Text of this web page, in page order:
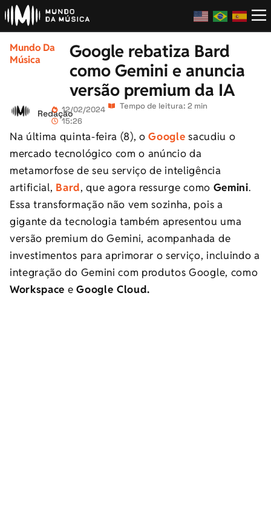
Mundo Da
Música
Google rebatiza Bard
como Gemini e anuncia
versão premium da IA
Redação12/02/2024
15:26
Tempo de leitura: 2 min
Na última quinta-feira (8), oGoogle sacudiu o
mercado tecnológico com o anúncio da
metamorfose de seu serviço de inteligência
artificial, Bard, que agora ressurge como Gemini.
Essa transformação não vem sozinha, pois a
gigante da tecnologia também apresentou uma
versão premium do Gemini, acompanhada de
investimentos para aprimorar o serviço, incluindo a
integração do Gemini com produtos Google, como
Workspace eGoogle Cloud.